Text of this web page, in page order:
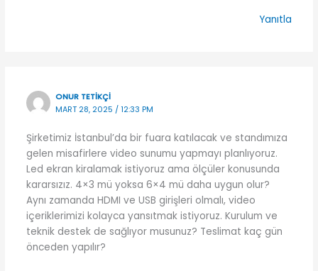
Yanıtla
ONUR TETIKÇI
MART 28, 2025 / 12:33 PM
Şirketimiz İstanbul’da bir fuara katılacak ve standımıza
gelen misafirlere video sunumu yapmayı planlıyoruz.
Led ekran kiralamak istiyoruz ama ölçüler konusunda
kararsızız. 4×3 mü yoksa 6×4 mü daha uygun olur?
Aynı zamanda HDMI ve USB girişleri olmalı, video
içeriklerimizi kolayca yansıtmak istiyoruz. Kurulum ve
teknik destek de sağlıyor musunuz? Teslimat kaç gün
önceden yapılır?